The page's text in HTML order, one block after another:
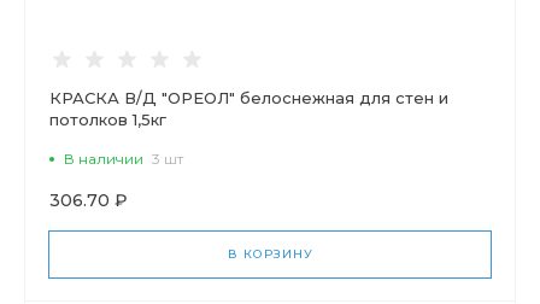
КРАСКА В/Д "ОРЕОЛ" белоснежная для стен и
потолков 1,5кг
В наличии 3 шт
306.70 ₽
В КОРЗИНУ